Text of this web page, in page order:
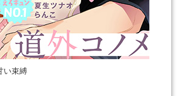
い束縛